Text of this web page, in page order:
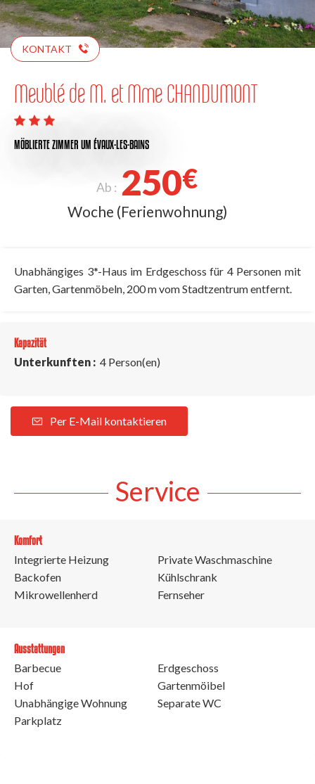
KONTAKT
Meublé de M. et Mme CHANDUMONT
MÖBLIERTE ZIMMER UM ÉVAUX-LES-BAINS
Ab : 250€
Woche (Ferienwohnung)
Unabhängiges 3*-Haus im Erdgeschoss für 4 Personen mit
Garten, Gartenmöbeln, 200 m vom Stadtzentrum entfernt.
Kapazität
Unterkunften : 4 Person(en)
Per E-Mail kontaktieren
Service
Komfort
Integrierte Heizung
Backofen
Mikrowellenherd
Private Waschmaschine
Kühlschrank
Fernseher
Ausstattungen
Barbecue
Hof
Unabhängige Wohnung
Parkplatz
Erdgeschoss
Gartenmöibel
Separate WC